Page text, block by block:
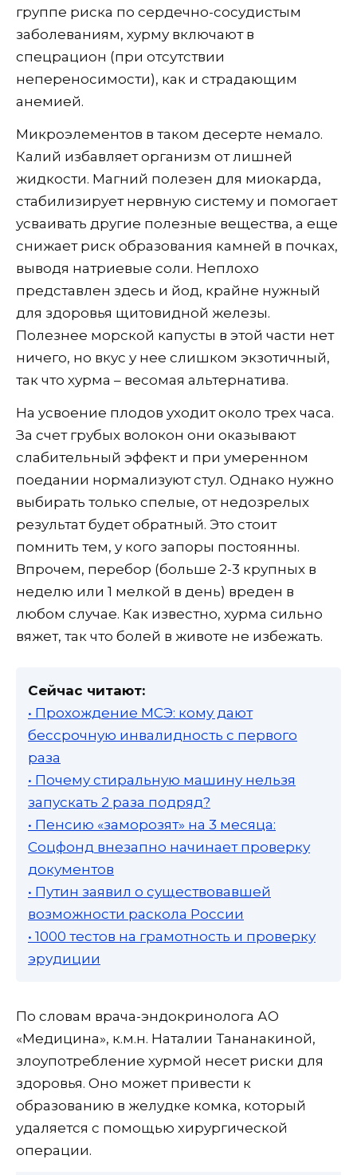
группе риска по сердечно-сосудистым
заболеваниям, хурму включают в
спецрацион (при отсутствии
непереносимости), как и страдающим
анемией.
Микроэлементов в таком десерте немало.
Калий избавляет организм от лишней
жидкости. Магний полезен для миокарда,
стабилизирует нервную систему и помогает
усваивать другие полезные вещества, а еще
снижает риск образования камней в почках,
выводя натриевые соли. Неплохо
представлен здесь и йод, крайне нужный
для здоровья щитовидной железы.
Полезнее морской капусты в этой части нет
ничего, но вкус у нее слишком экзотичный,
так что хурма – весомая альтернатива.
На усвоение плодов уходит около трех часа.
За счет грубых волокон они оказывают
слабительный эффект и при умеренном
поедании нормализуют стул. Однако нужно
выбирать только спелые, от недозрелых
результат будет обратный. Это стоит
помнить тем, у кого запоры постоянны.
Впрочем, перебор (больше 2-3 крупных в
неделю или 1 мелкой в день) вреден в
любом случае. Как известно, хурма сильно
вяжет, так что болей в животе не избежать.
Сейчас читают:
• Прохождение МСЭ: кому дают
бессрочную инвалидность с первого
раза
• Почему стиральную машину нельзя
запускать 2 раза подряд?
• Пенсию «заморозят» на 3 месяца:
Соцфонд внезапно начинает проверку
документов
• Путин заявил о существовавшей
возможности раскола России
• 1000 тестов на грамотность и проверку
эрудиции
По словам врача-эндокринолога АО
«Медицина», к.м.н. Наталии Тананакиной,
злоупотребление хурмой несет риски для
здоровья. Оно может привести к
образованию в желудке комка, который
удаляется с помощью хирургической
операции.